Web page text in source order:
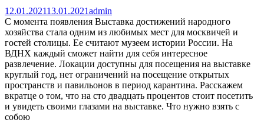
12.01.202113.01.2021admin
С момента появления Выставка достижений народного
хозяйства стала одним из любимых мест для москвичей и
гостей столицы. Ее считают музеем истории России. На
ВДНХ каждый сможет найти для себя интересное
развлечение. Локации доступны для посещения на выставке
круглый год, нет ограничений на посещение открытых
пространств и павильонов в период карантина. Расскажем
вкратце о том, что на сто двадцать процентов стоит посетить
и увидеть своими глазами на выставке. Что нужно взять с
собою